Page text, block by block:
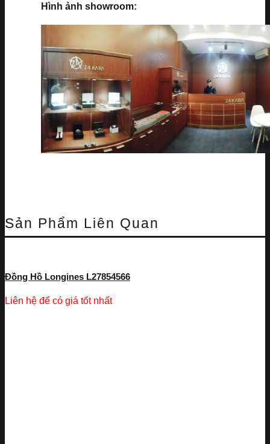
Hình ảnh showroom:
Sản Phẩm Liên Quan
Đồng Hồ Longines L27854566
Liên hệ để có giá tốt nhất